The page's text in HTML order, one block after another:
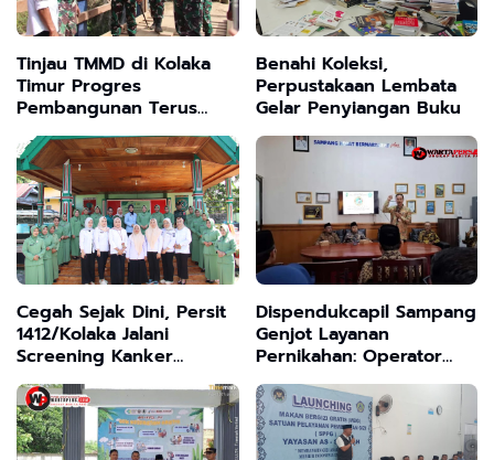
Tinjau TMMD di Kolaka
Timur Progres
Pembangunan Terus
Berlanjut Di Tiga Desa
Benahi Koleksi,
Perpustakaan Lembata
Gelar Penyiangan Buku
Cegah Sejak Dini, Persit
1412/Kolaka Jalani
Screening Kanker
Serviks dengan
Teknologi HPV DNA
Dispendukcapil Sampang
Genjot Layanan
Pernikahan: Operator
KUA Ikuti Bimtek Inovasi
"Marlena Tuku Santan"